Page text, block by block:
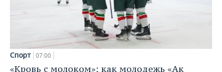
Спорт 07:00
«Кровь с молоком»: как молодежь «Ак